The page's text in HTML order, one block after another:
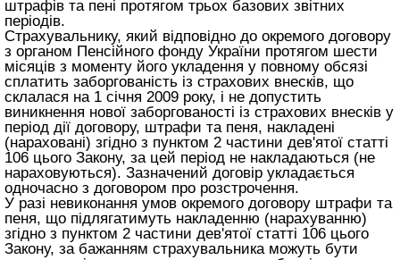
штрафів та пені протягом трьох базових звітних
періодів.
Страхувальнику, який відповідно до окремого договору
з органом Пенсійного фонду України протягом шести
місяців з моменту його укладення у повному обсязі
сплатить заборгованість із страхових внесків, що
склалася на 1 січня 2009 року, і не допустить
виникнення нової заборгованості із страхових внесків у
період дії договору, штрафи та пеня, накладені
(нараховані) згідно з пунктом 2 частини дев'ятої статті
106 цього Закону, за цей період не накладаються (не
нараховуються). Зазначений договір укладається
одночасно з договором про розстрочення.
У разі невиконання умов окремого договору штрафи та
пеня, що підлягатимуть накладенню (нарахуванню)
згідно з пунктом 2 частини дев'ятої статті 106 цього
Закону, за бажанням страхувальника можуть бути